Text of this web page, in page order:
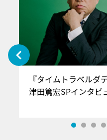
『タイムトラベルダ
津田篤宏SPイ